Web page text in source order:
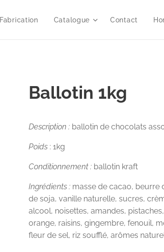
Fabrication Catalogue Contact
Ballotin 1kg
Description : ballotin de chocolats
Poids : 1kg
Conditionnement : ballotin kraft
Ingrédients : masse de cacao, beurre
de soja, vanille naturelle, sucres,
alcool, noisettes, amandes,
orange, raisins, gingembre, fenouil,
fleur de sel, riz soufflé, arômes